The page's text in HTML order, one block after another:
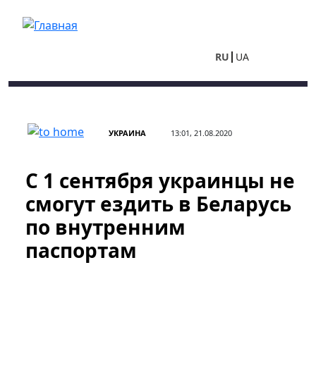
RU UA
УКРАИНА 13:01, 21.08.2020
С 1 сентября украинцы не
смогут ездить в Беларусь
по внутренним
паспортам